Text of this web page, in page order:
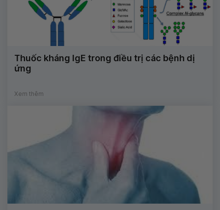
Thuốc kháng IgE trong điều trị các bệnh dị
ứng
Xem thêm